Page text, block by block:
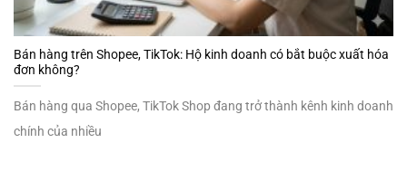
Bán hàng trên Shopee, TikTok: Hộ kinh doanh có bắt buộc xuất hóa
đơn không?
Bán hàng qua Shopee, TikTok Shop đang trở thành kênh kinh doanh
chính của nhiều